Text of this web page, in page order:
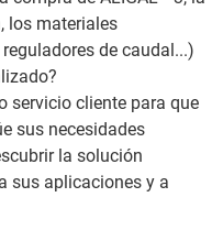
los materiales
de caudal...)
servicio cliente para que
sus necesidades
la solución
sus aplicaciones y a